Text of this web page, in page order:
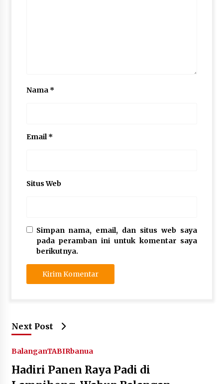
Nama *
Email *
Situs Web
Simpan nama, email, dan situs web saya
pada peramban ini untuk komentar saya
berikutnya.
Next Post
BalanganTABIRbanua
Hadiri Panen Raya Padi di